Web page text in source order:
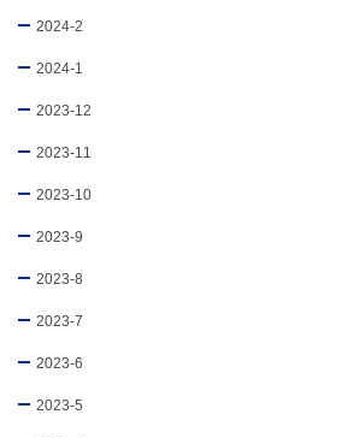
2024-2
2024-1
2023-12
2023-11
2023-10
2023-9
2023-8
2023-7
2023-6
2023-5